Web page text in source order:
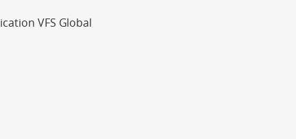
VFS Global